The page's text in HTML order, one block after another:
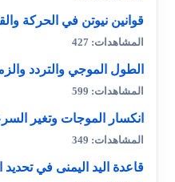
قوانين نيوتن في الحركة
المشاهدات: 427
الطول الموجي والتردد
المشاهدات: 599
انكسار الموجات وتغير
المشاهدات: 349
قاعدة اليد اليمنى في تحديد